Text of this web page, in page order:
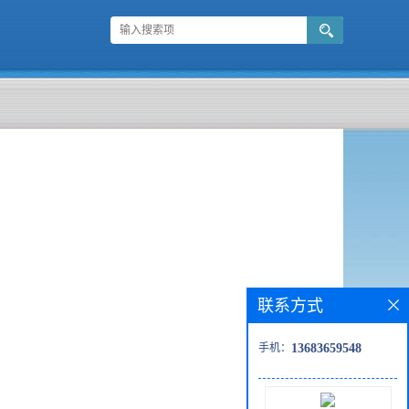
联系方式
手机： 13683659548